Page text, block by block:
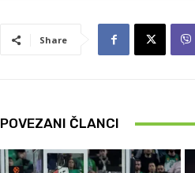
Share
POVEZANI ČLANCI